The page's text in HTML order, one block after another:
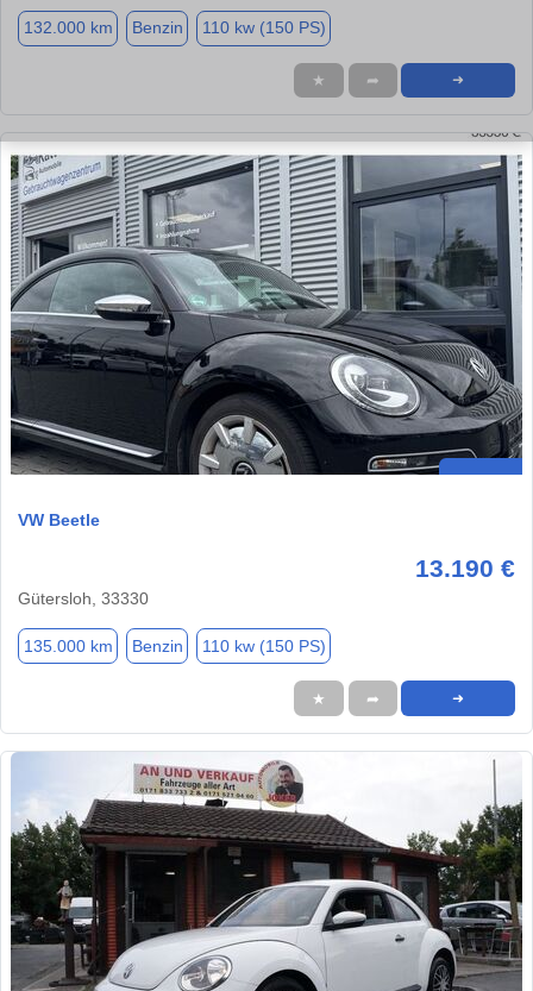
132.000 km Benzin 110 kw (150 PS)
★ ➦ ➜
VW Beetle
13.190 €
Gütersloh, 33330
135.000 km Benzin 110 kw (150 PS)
★ ➦ ➜